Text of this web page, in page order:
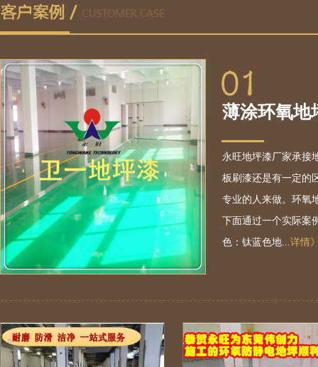
薄涂环氧地
永旺地坪漆厂家承接
板刷漆还是有一定的
专业的人来做。环氧
下面通过一个实际案
色：钛蓝色地...详情